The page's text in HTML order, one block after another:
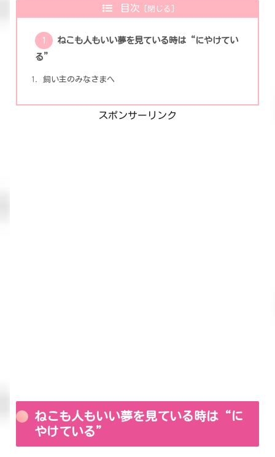
目次
ねこも人もいい夢を見ている時は“にやけてい
る”
飼い主のみなさまへ
スポンサーリンク
ねこも人もいい夢を見ている時は“に
やけている”